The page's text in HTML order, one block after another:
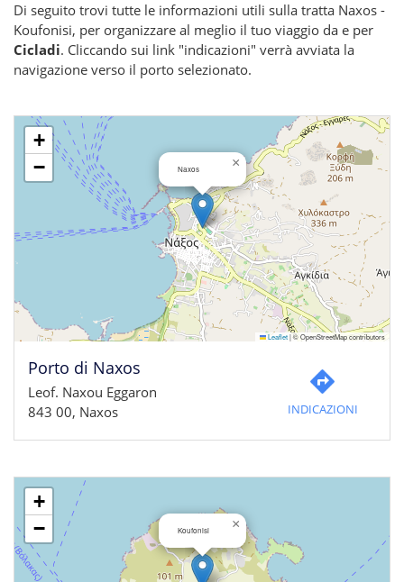
Di seguito trovi tutte le informazioni utili sulla tratta Naxos -
Koufonisi, per organizzare al meglio il tuo viaggio da e per
Cicladi. Cliccando sui link "indicazioni" verrà avviata la
navigazione verso il porto selezionato.
Naxos ×
+
−
Leaflet|© OpenStreetMap contributors
Porto di Naxos
Leof. Naxou Eggaron
843 00, Naxos
INDICAZIONI
Koufonisi ×
+
−